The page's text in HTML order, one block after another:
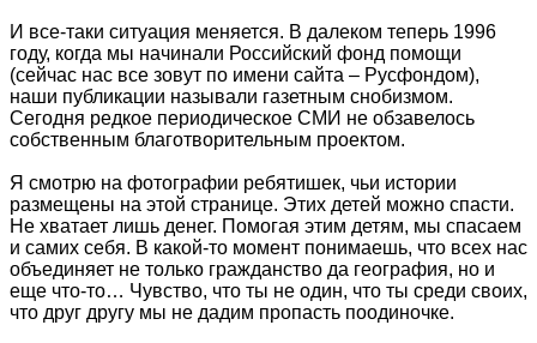
И все-таки ситуация меняется. В далеком теперь 1996
году, когда мы начинали Российский фонд помощи
(сейчас нас все зовут по имени сайта – Русфондом),
наши публикации называли газетным снобизмом.
Сегодня редкое периодическое СМИ не обзавелось
собственным благотворительным проектом.
Я смотрю на фотографии ребятишек, чьи истории
размещены на этой странице. Этих детей можно спасти.
Не хватает лишь денег. Помогая этим детям, мы спасаем
и самих себя. В какой-то момент понимаешь, что всех нас
объединяет не только гражданство да география, но и
еще что-то… Чувство, что ты не один, что ты среди своих,
что друг другу мы не дадим пропасть поодиночке.